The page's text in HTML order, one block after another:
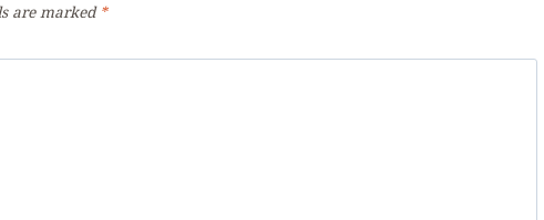
are marked*